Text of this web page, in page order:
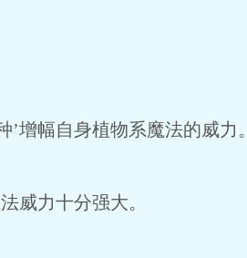
增幅自身植物系魔法的威力。
威力十分强大。